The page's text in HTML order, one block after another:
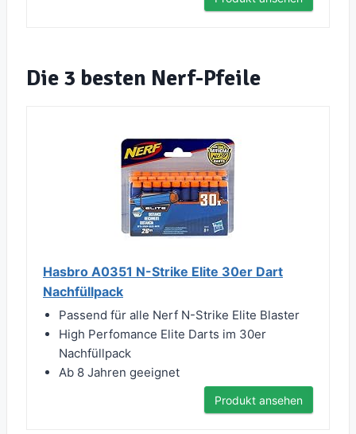
Die 3 besten Nerf-Pfeile
Hasbro A0351 N-Strike Elite 30er Dart
Nachfüllpack
Passend für alle Nerf N-Strike Elite Blaster
High Perfomance Elite Darts im 30er
Nachfüllpack
Ab 8 Jahren geeignet
Produkt ansehen